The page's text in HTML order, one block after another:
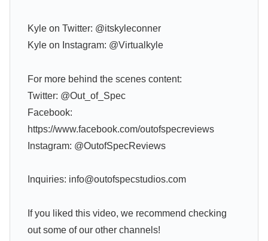
Kyle on Twitter: @itskyleconner
Kyle on Instagram: @Virtualkyle
For more behind the scenes content:
Twitter: @Out_of_Spec
Facebook:
https://www.facebook.com/outofspecreviews
Instagram: @OutofSpecReviews
Inquiries: info@outofspecstudios.com
If you liked this video, we recommend checking
out some of our other channels!